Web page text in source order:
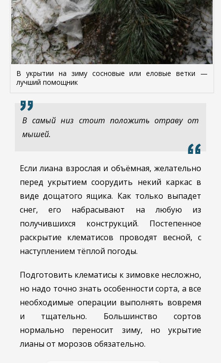
В укрытии на зиму сосновые или еловые ветки —
лучший помощник
В самый низ стоит положить отраву от
мышей.
Если лиана взрослая и объёмная, желательно
перед укрытием соорудить некий каркас в
виде дощатого ящика. Как только выпадет
снег, его набрасывают на любую из
получившихся конструкций. Постепенное
раскрытие клематисов проводят весной, с
наступлением тёплой погоды.
Подготовить клематисы к зимовке несложно,
но надо точно знать особенности сорта, а все
необходимые операции выполнять вовремя
и тщательно. Большинство сортов
нормально переносит зиму, но укрытие
лианы от морозов обязательно.